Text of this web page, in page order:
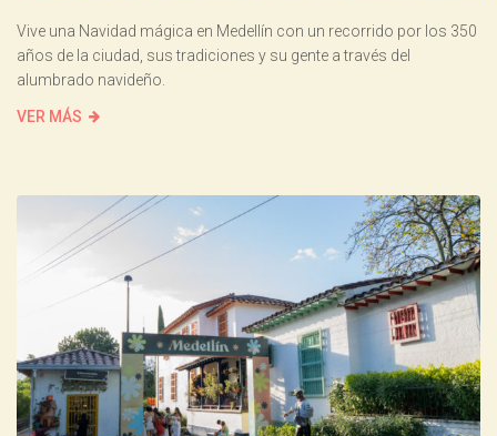
Vive una Navidad mágica en Medellín con un recorrido por los 350
años de la ciudad, sus tradiciones y su gente a través del
alumbrado navideño.
VER MÁS